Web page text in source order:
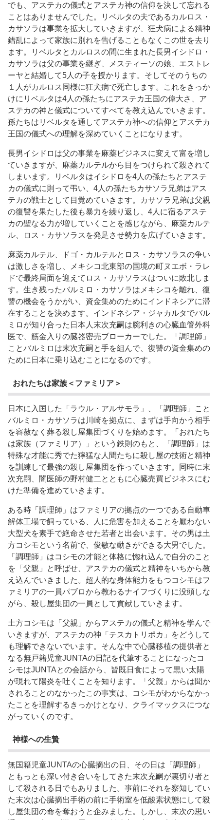
でも、アステカの儀式とアステカ神の信仰を決して忘れる
ことはありませんでした。リベルタの夫であるカルロス・
カサソラは事業を拡大していきますが、狂犬病による精神
錯乱によって家族に別れを告げることもなくこの世を去り
ます。リベルタとカルロスの間に生まれた長男イシドロ・
カサソラは父の事業を継ぎ、メスティーソの娘、エストレ
ーヤと結婚して5人の子を授かります。そしてそのうちの
１人がカルロス同様に狂犬病で死亡します。これをきっか
けにリベルタは4人の孫たちにアステカ王国の偉大さ、ア
ステカの神と儀式についてすべてを教え込んでいきます。
孫たちはリベルタを通してアステカ神への信仰とアステカ
王国の儀式への理解を深めていくことになります。
長男イシドロは父の事業を麻薬ビジネスに変えて富を増し
ていきますが、麻薬カルテルから目をつけられて殺されて
しまいます。リベルタはイシドロを4人の孫たちとアステ
カの儀式に則って弔い、4人の孫たちカサソラ兄弟はアス
テカの戦士として目覚めていきます。カサソラ兄弟は父親
の復讐を果たした後も暴力を繰り返し、4人に宿るアステ
カの聖なる力が増していくことを感じながら、麻薬カルテ
ル、ロス・カサソラスを発足させ勢力を広げていきます。
麻薬カルテル、ドゴ・カルテルとロス・カサソラスの争い
は激しさを増し、メキシコ北東部の国境の町ヌエボ・ラレ
ドで最終局面を迎えてロス・カサソラスはついに敗北しま
す。生き残ったバルミロ・カサソラはメキシコを離れ、復
讐の機会をうかがい、資金集めのためにインドネシアに滞
在することを決めます。インドネシア・ジャカルタでバル
ミロが知り合った日本人末次充嗣は腕利きの心臓血管外科
医で、筋金入りの臓器密売ブローカーでした。「調理師」
ことバルミロは末次充嗣と手を組んで、復讐の資金集めの
ために日本に乗り込むことになるのです。
おれたちは家族＜ファミリア＞
日本に入国した「ラウル・アルサモラ」、「調理師」こと
バルミロ・カサソラは川崎を拠点に、まずは手向かう相手
を容赦なく葬る殺し屋集団づくりを始めます。「おれたち
は家族（ファミリア）」という鉄則のもと、「調理師」は
特殊な才能に秀でた獰猛な人間たちに殺し屋の技術と精神
を訓練して最強の殺し屋集団を作っていきます。同時に末
次充嗣、闇医師の野村健二とともに心臓売買ビジネスにむ
けた準備を進めていきます。
ある時「調理師」はファミリアの拠点の一つである自動車
解体工場で飼っている、人に危害を加えることを厭わない
大型犬を素手で絶命させた若者と出会います。その男は土
方コシモという名前で、俊敏な動きができる大男でした。
「調理師」はコシモの才能と体格に惚れ込んで自分のこと
を「父親」と呼ばせ、アステカの儀式と精神をいちから教
え込んでいきました。超人的な身体能力をもつコシモはフ
ァミリアの一員パブロから教わるナイフづくりに没頭しな
がら、殺し屋集団の一員として貢献していきます。
土方コシモは「父親」からアステカの儀式と精神を学んで
いきますが、アステカの神「テスカトリポカ」をどうして
も理解できないでいます。そんな中で心臓移植の提供者と
なる無戸籍児童JUNTAの日記を代筆することになったコ
シモはJUNTAとの会話から、皆既日食によって黒い太陽
が現れて陽炎を吐くことを知ります。「父親」からは聞か
されることのなかったこの事実は、コシモがわからなかっ
たことを理解するきっかけとなり、クライマックスにつな
がっていくのです。
神様への生贄
無国籍児童JUNTAの心臓摘出の日、その日は「調理師」
ともっとも深い付き合いをしてきた末次充嗣が裏切り者と
して殺される日でもありました。事前にそれを察知してい
た末次は心臓摘出手術の前に手術室を低酸素状態にして殺
し屋集団の命を奪おうと企みました。しかし、末次の思い